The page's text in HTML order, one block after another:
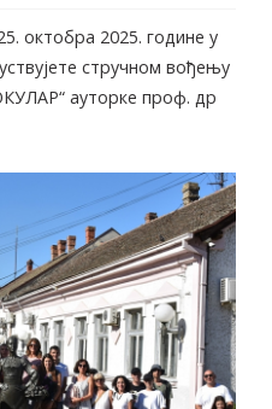
октобра 2025. године у
стручном вођењу
ауторке проф. др